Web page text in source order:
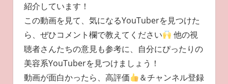
紹介しています！
この動画を見て、気になるYouTuberを見つけた
ら、ぜひコメント欄で教えてください
他の視
聴者さんたちの意見も参考に、自分にぴったりの
美容系YouTuberを見つけましょう！
動画が面白かったら、高評価
＆チャンネル登録